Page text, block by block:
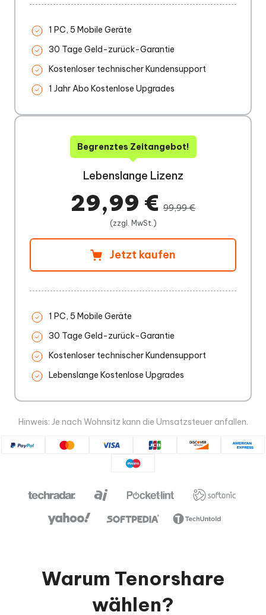
1 PC, 5 Mobile Geräte
30 Tage Geld-zurück-Garantie
Kostenloser technischer Kundensupport
1 Jahr Abo Kostenlose Upgrades
Begrenztes Zeitangebot!
Lebenslange Lizenz
29,99 € 99,99 €
(zzgl. MwSt.)
Jetzt kaufen
1 PC, 5 Mobile Geräte
30 Tage Geld-zurück-Garantie
Kostenloser technischer Kundensupport
Lebenslange Kostenlose Upgrades
Hinweis: Je nach Wohnsitz kann die Umsatzsteuer anfallen.
Warum Tenorshare
wählen?